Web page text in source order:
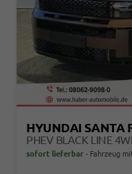
HYUNDAI SANTA
sofort lieferbar Fahrzeug